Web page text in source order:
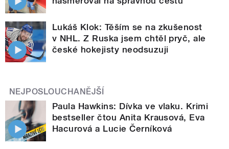
Lukáš Klok: Těším se na zkušenost
v NHL. Z Ruska jsem chtěl pryč, ale
české hokejisty neodsuzuji
NEJPOSLOUCHANĚJŠÍ
Paula Hawkins: Dívka ve vlaku. Krimi
bestseller čtou Anita Krausová, Eva
Hacurová a Lucie Černíková